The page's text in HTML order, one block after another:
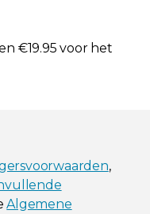
€19.95 voor het
,
Algemene